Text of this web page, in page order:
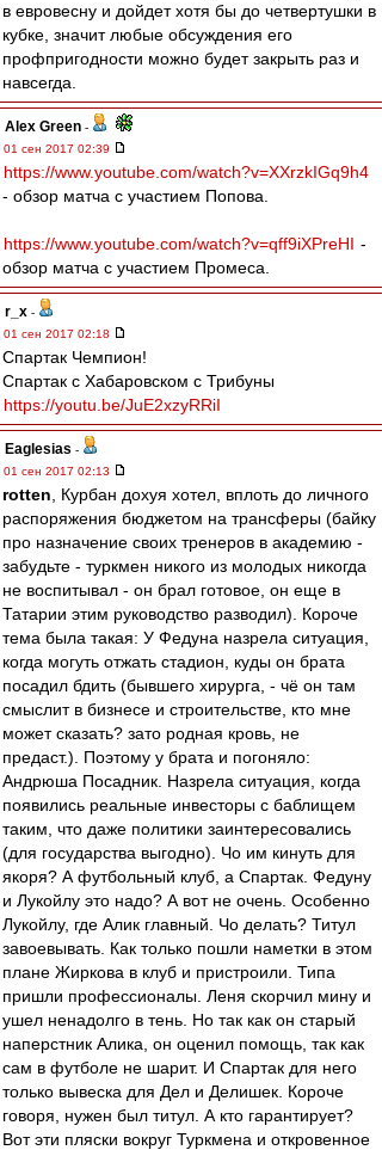
в евровесну и дойдет хотя бы до четвертушки в
кубке, значит любые обсуждения его
профпригодности можно будет закрыть раз и
навсегда.
Alex Green -
01 сен 2017 02:39
https://www.youtube.com/watch?v=XXrzkIGq9h4
- обзор матча с участием Попова.
https://www.youtube.com/watch?v=qff9iXPreHI -
обзор матча с участием Промеса.
r_x -
01 сен 2017 02:18
Спартак Чемпион!
Спартак с Хабаровском с Трибуны
https://youtu.be/JuE2xzyRRiI
Eaglesias -
01 сен 2017 02:13
rotten , Курбан дохуя хотел, вплоть до личного
распоряжения бюджетом на трансферы (байку
про назначение своих тренеров в академию -
забудьте - туркмен никого из молодых никогда
не воспитывал - он брал готовое, он еще в
Татарии этим руководство разводил). Короче
тема была такая: У Федуна назрела ситуация,
когда могуть отжать стадион, куды он брата
посадил бдить (бывшего хирурга, - чё он там
смыслит в бизнесе и строительстве, кто мне
может сказать? зато родная кровь, не
предаст.). Поэтому у брата и погоняло:
Андрюша Посадник. Назрела ситуация, когда
появились реальные инвесторы с баблищем
таким, что даже политики заинтересовались
(для государства выгодно). Чо им кинуть для
якоря? А футбольный клуб, а Спартак. Федуну
и Лукойлу это надо? А вот не очень. Особенно
Лукойлу, где Алик главный. Чо делать? Титул
завоевывать. Как только пошли наметки в этом
плане Жиркова в клуб и пристроили. Типа
пришли профессионалы. Леня скорчил мину и
ушел ненадолго в тень. Но так как он старый
наперстник Алика, он оценил помощь, так как
сам в футболе не шарит. И Спартак для него
только вывеска для Дел и Делишек. Короче
говоря, нужен был титул. А кто гарантирует?
Вот эти пляски вокруг Туркмена и откровенное